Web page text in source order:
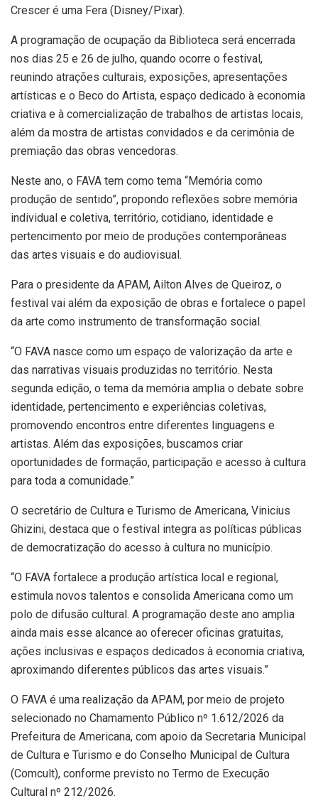
Crescer é uma Fera (Disney/Pixar).
A programação de ocupação da Biblioteca será encerrada
nos dias 25 e 26 de julho, quando ocorre o festival,
reunindo atrações culturais, exposições, apresentações
artísticas e o Beco do Artista, espaço dedicado à economia
criativa e à comercialização de trabalhos de artistas locais,
além da mostra de artistas convidados e da cerimônia de
premiação das obras vencedoras.
Neste ano, o FAVA tem como tema “Memória como
produção de sentido”, propondo reflexões sobre memória
individual e coletiva, território, cotidiano, identidade e
pertencimento por meio de produções contemporâneas
das artes visuais e do audiovisual.
Para o presidente da APAM, Ailton Alves de Queiroz, o
festival vai além da exposição de obras e fortalece o papel
da arte como instrumento de transformação social.
“O FAVA nasce como um espaço de valorização da arte e
das narrativas visuais produzidas no território. Nesta
segunda edição, o tema da memória amplia o debate sobre
identidade, pertencimento e experiências coletivas,
promovendo encontros entre diferentes linguagens e
artistas. Além das exposições, buscamos criar
oportunidades de formação, participação e acesso à cultura
para toda a comunidade.”
O secretário de Cultura e Turismo de Americana, Vinicius
Ghizini, destaca que o festival integra as políticas públicas
de democratização do acesso à cultura no município.
“O FAVA fortalece a produção artística local e regional,
estimula novos talentos e consolida Americana como um
polo de difusão cultural. A programação deste ano amplia
ainda mais esse alcance ao oferecer oficinas gratuitas,
ações inclusivas e espaços dedicados à economia criativa,
aproximando diferentes públicos das artes visuais.”
O FAVA é uma realização da APAM, por meio de projeto
selecionado no Chamamento Público nº 1.612/2026 da
Prefeitura de Americana, com apoio da Secretaria Municipal
de Cultura e Turismo e do Conselho Municipal de Cultura
(Comcult), conforme previsto no Termo de Execução
Cultural nº 212/2026.